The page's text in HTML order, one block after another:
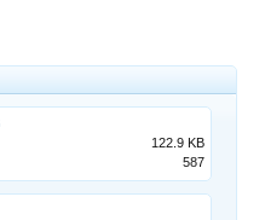
122.9 KB
587